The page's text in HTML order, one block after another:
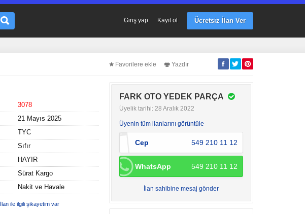
Giriş yap Kayıt ol Ücretsiz İlan Ver
Favorilere ekle Yazdır
3078
21 Mayıs 2025
TYC
Sıfır
HAYIR
Sürat Kargo
Nakit ve Havale
İlan ile ilgili şikayetim var
FARK OTO YEDEK PARÇA
Üyelik tarihi: 28 Aralık 2022
Üyenin tüm ilanlarını görüntüle
Cep 549 210 11 12
WhatsApp 549 210 11 12
İlan sahibine mesaj gönder